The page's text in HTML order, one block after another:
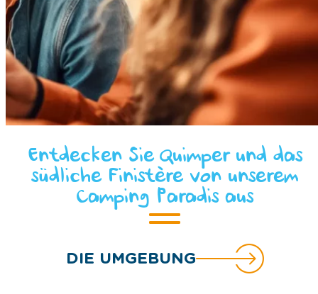
Entdecken Sie Quimper und das
südliche Finistère von unserem
Camping Paradis aus
DIE UMGEBUNG